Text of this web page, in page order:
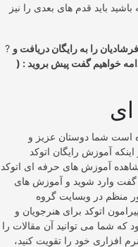
باید قدم های بعدی را نیز
? را به رایگان دریافت و
خواهیم گفت پیش بروید : (
است شما دوستان عزیز و
آموزش رایگان اتوکد
آموزش های حرفه ای اتوکد
گفت وارد شوید و آموزش های
منظم در وبسایت گروه
اتوکد برای هنرجویان و
شما می توانید آن مقالات را
افزاری خود را تقویت کنید،